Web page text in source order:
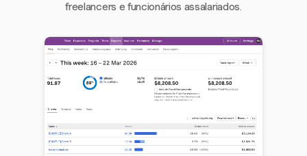
freelancers e funcionários assalariados.